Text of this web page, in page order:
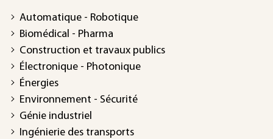
Automatique - Robotique
Biomédical - Pharma
Construction et travaux publics
Électronique - Photonique
Énergies
Environnement - Sécurité
Génie industriel
Ingénierie des transports